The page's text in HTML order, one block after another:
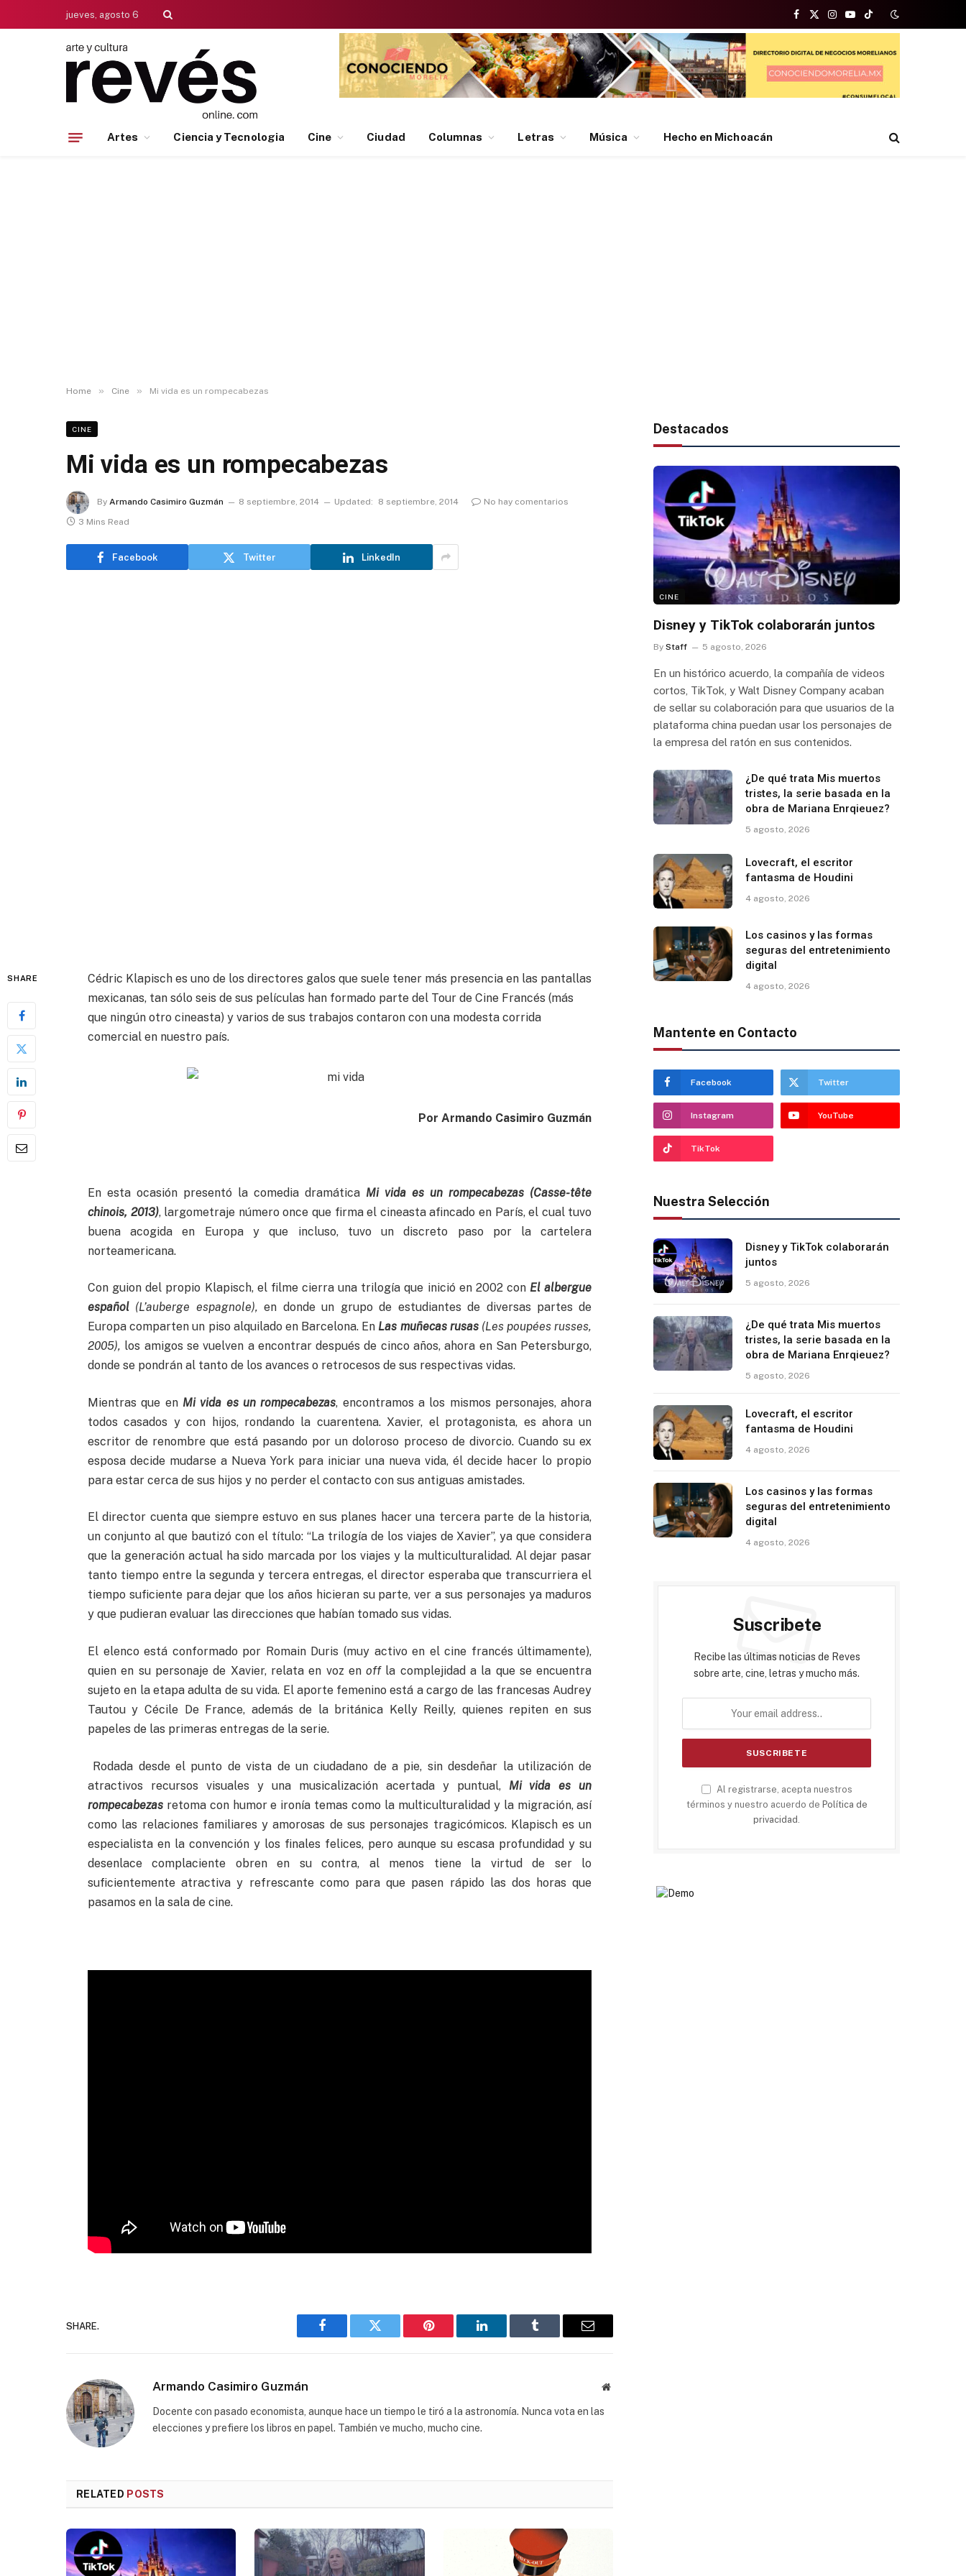
jueves, agosto 6
Facebook
X
(Twitter)
Instagram
YouTubeTikTok
Artes Ciencia y Tecnologia Cine Ciudad Columnas Letras Música Hecho en Michoacán
Home » Cine » Mi vida es un rompecabezas
CINE
Mi vida es un rompecabezas
By Armando Casimiro Guzmán 8 septiembre, 2014 Updated: 8 septiembre, 2014
No hay comentarios
3 Mins Read
Facebook Twitter LinkedIn
SHARE
Cédric Klapisch es uno de los directores galos que suele tener más presencia en las pantallas
mexicanas, tan sólo seis de sus películas han formado parte del Tour de Cine Francés (más
que ningún otro cineasta) y varios de sus trabajos contaron con una modesta corrida
comercial en nuestro país.
Por Armando Casimiro Guzmán
En esta ocasión presentó la comedia dramática Mi vida es un rompecabezas (Casse-tête
chinois, 2013), largometraje número once que firma el cineasta afincado en París, el cual tuvo
buena acogida en Europa y que incluso, tuvo un discreto paso por la cartelera
norteamericana.
Con guion del propio Klapisch, el filme cierra una trilogía que inició en 2002 con El albergue
español (L’auberge espagnole), en donde un grupo de estudiantes de diversas partes de
Europa comparten un piso alquilado en Barcelona. En Las muñecas rusas (Les poupées russes,
2005), los amigos se vuelven a encontrar después de cinco años, ahora en San Petersburgo,
donde se pondrán al tanto de los avances o retrocesos de sus respectivas vidas.
Mientras que en Mi vida es un rompecabezas, encontramos a los mismos personajes, ahora
todos casados y con hijos, rondando la cuarentena. Xavier, el protagonista, es ahora un
escritor de renombre que está pasando por un doloroso proceso de divorcio. Cuando su ex
esposa decide mudarse a Nueva York para iniciar una nueva vida, él decide hacer lo propio
para estar cerca de sus hijos y no perder el contacto con sus antiguas amistades.
El director cuenta que siempre estuvo en sus planes hacer una tercera parte de la historia,
un conjunto al que bautizó con el título: “La trilogía de los viajes de Xavier”, ya que considera
que la generación actual ha sido marcada por los viajes y la multiculturalidad. Al dejar pasar
tanto tiempo entre la segunda y tercera entregas, el director esperaba que transcurriera el
tiempo suficiente para dejar que los años hicieran su parte, ver a sus personajes ya maduros
y que pudieran evaluar las direcciones que habían tomado sus vidas.
El elenco está conformado por Romain Duris (muy activo en el cine francés últimamente),
quien en su personaje de Xavier, relata en voz enoffla complejidad a la que se encuentra
sujeto en la etapa adulta de su vida. El aporte femenino está a cargo de las francesas Audrey
Tautou y Cécile De France, además de la británica Kelly Reilly, quienes repiten en sus
papeles de las primeras entregas de la serie.
Rodada desde el punto de vista de un ciudadano de a pie, sin desdeñar la utilización de
atractivos recursos visuales y una musicalización acertada y puntual, Mi vida es un
rompecabezasretoma con humor e ironía temas como la multiculturalidad y la migración, así
como las relaciones familiares y amorosas de sus personajes tragicómicos. Klapisch es un
especialista en la convención y los finales felices, pero aunque su escasa profundidad y su
desenlace complaciente obren en su contra, al menos tiene la virtud de ser lo
suficientemente atractiva y refrescante como para que pasen rápido las dos horas que
pasamos en la sala de cine.
SHARE.
Facebook Twitter Pinterest LinkedIn Tumblr Email
Armando Casimiro Guzmán Website
Docente con pasado economista, aunque hace un tiempo le tiró a la astronomía. Nunca vota en las
elecciones y prefiere los libros en papel. También ve mucho, mucho cine.
RELATED POSTS
Destacados
CINE
Disney y TikTok colaborarán juntos
By Staff 5 agosto, 2026
En un histórico acuerdo, la compañía de videos
cortos, TikTok, y Walt Disney Company acaban
de sellar su colaboración para que usuarios de la
plataforma china puedan usar los personajes de
la empresa del ratón en sus contenidos.
¿De qué trata Mis muertos
tristes, la serie basada en la
obra de Mariana Enrqieuez?
5 agosto, 2026
Lovecraft, el escritor
fantasma de Houdini
4 agosto, 2026
Los casinos y las formas
seguras del entretenimiento
digital
4 agosto, 2026
Mantente en Contacto
Facebook Twitter
Instagram YouTube
TikTok
Nuestra Selección
Disney y TikTok colaborarán
juntos
5 agosto, 2026
¿De qué trata Mis muertos
tristes, la serie basada en la
obra de Mariana Enrqieuez?
5 agosto, 2026
Lovecraft, el escritor
fantasma de Houdini
4 agosto, 2026
Los casinos y las formas
seguras del entretenimiento
digital
4 agosto, 2026
Suscribete
Recibe las últimas noticias de Reves
sobre arte, cine, letras y mucho más.
Al registrarse, acepta nuestros
términos y nuestro acuerdo de Política de
privacidad